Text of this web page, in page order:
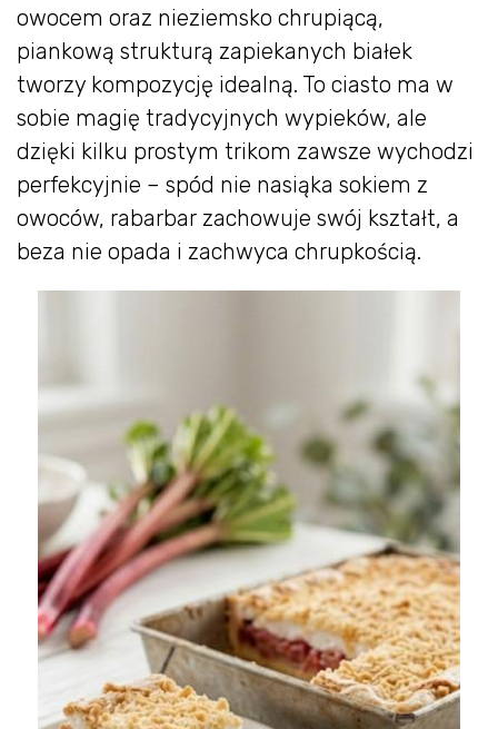
owocem oraz nieziemsko chrupiącą,
piankową strukturą zapiekanych białek
tworzy kompozycję idealną. To ciasto ma w
sobie magię tradycyjnych wypieków, ale
dzięki kilku prostym trikom zawsze wychodzi
perfekcyjnie – spód nie nasiąka sokiem z
owoców, rabarbar zachowuje swój kształt, a
beza nie opada i zachwyca chrupkością.